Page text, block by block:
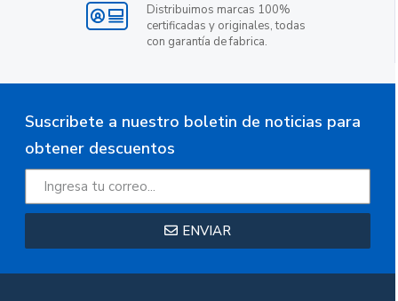
Distribuimos marcas 100%
certificadas y originales, todas
con garantía de fabrica.
Suscribete a nuestro boletin de noticias para
obtener descuentos
ENVIAR